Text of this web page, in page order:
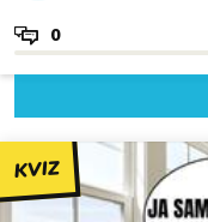
0
KVIZ